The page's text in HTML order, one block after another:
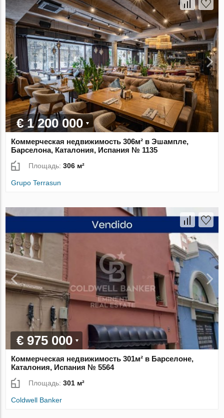
€ 1 200 000
Коммерческая недвижимость 306м² в Эшампле,
Барселона, Каталония, Испания № 1135
Площадь:306 м²
Grupo Terrasun
€ 975 000
Коммерческая недвижимость 301м² в Барселоне,
Каталония, Испания № 5564
Площадь:301 м²
Coldwell Banker